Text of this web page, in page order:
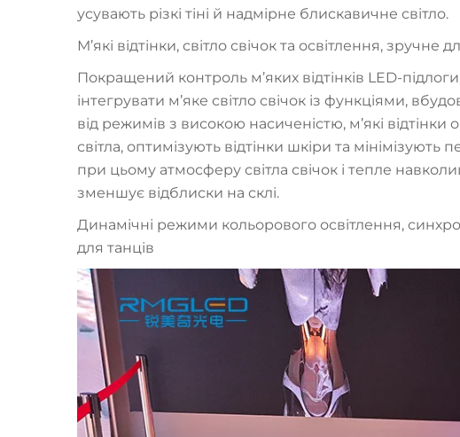
усувають різкі тіні й надмірне блискавичне світло.
М’які відтінки, світло свічок та освітлення, зручне
Покращений контроль м’яких відтінків LED-
інтегрувати м’яке світло свічок із функціями,
від режимів з високою насиченістю, м’які
світла, оптимізують відтінки шкіри та
при цьому атмосферу світла свічок і тепле
зменшує відблиски на склі.
Динамічні режими кольорового освітлення,
для танців